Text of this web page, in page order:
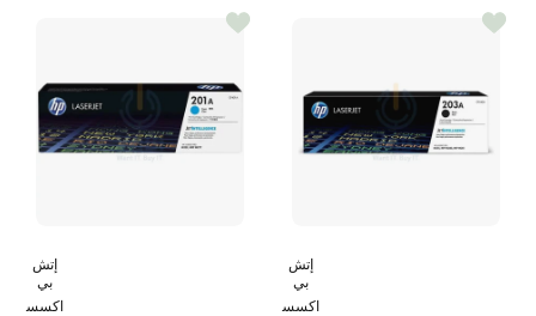
إتش
بي
اكسس
إتش
بي
اكسس